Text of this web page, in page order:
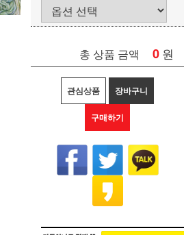
총 상품 금액 0 원
관심상품 장바구니
구매하기